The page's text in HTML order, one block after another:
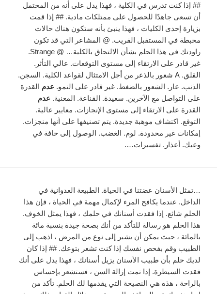
## إذا كنت تدرس في الكلية ، فهذا يدل على أنه من المحتمل
أن تسعى جاهدًا للحصول على ممتلكات مادية. ## إذا قمت
بزيارة إحدى الكليات ، فهذا ينبئ بأنه ستكون هناك حالات
محبطة في المستقبل القريب. @ المشاعر التي قد تكون
راودتك في هذا الحلم بشأن الالتحاق بالكلية… @ Strange.
غير قادر على الارتقاء إلى مستوى التوقعات. عالي التأثر.
القلق. A شعور بالذعر من أجل الامتثال لقواعد الكلية. السجن.
الذنب. عار. الشعور بالضغط. غير قادر على النمو. عدم القدرة
على التواصل مع الآخرين. سعيدة. القناعة. المعنية. عدم
القدرة على الارتقاء إلى مستوى الإنجازات. معايير عالية.
التوقع. اكتشاف موهبة جديدة. يتم تصنيفها على أنها منجزات.
إمكانات غير محدودة. لوم. الغضب. الوصول إلى حافة في
وعيك. أعذار. تفسيرات….
…تمثل الأسنان عضتنا في الحياة. الطبيعة العدوانية في
الداخل. عندما يكافح المرء لإكمال مهمة في الحياة ، فإن هذا
الحلم شائع. إذا فقدت أسنانك في حلمك ، فهذا يمثل الخوف.
هذا الحلم هو رسالة للتأكد من أنك بصحة جيدة بنسبة مائة
بالمائة ، حيث يمكن أن يشير إلى نوع من المرض ، اذهب إلى
الطبيب وقم بفحص نفسك إذا كنت تشعر بتوعك. ## إذا كان
لديك حلم بأن طبيب الأسنان يزيل أسنانك ، فهذا يدل على أنك
فقدت السيطرة. إذا تمت إزالة السن ، فستشعر بإحساس
بالراحة ، هذه هي النصيحة التي يقدمها لك الحلم. تأكد من